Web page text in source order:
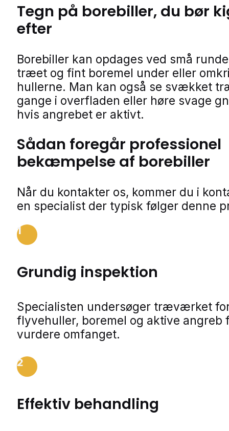
Tegn på borebiller, du bør
efter
Borebiller kan opdages ved små
træet og fint boremel under eller
hullerne. Man kan også se svækket
gange i overfladen eller høre svage
hvis angrebet er aktivt.
Sådan foregår professionel
bekæmpelse af borebiller
Når du kontakter os, kommer du i
en specialist der typisk følger denne
1
Grundig inspektion
Specialisten undersøger træværket
flyvehuller, boremel og aktive angreb
vurdere omfanget.
2
Effektiv behandling